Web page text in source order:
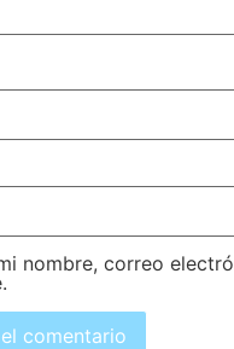
nombre, correo